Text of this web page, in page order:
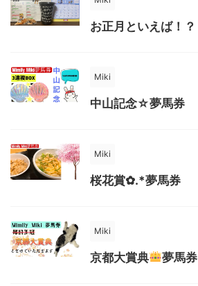
お正月といえば！？
Miki
中山記念☆夢馬券
Miki
桜花賞✿.*夢馬券
Miki
京都大賞典 夢馬券